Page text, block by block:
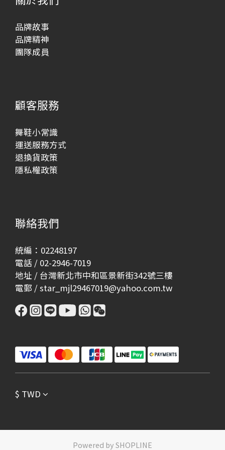
品牌故事
品牌精神
團隊成員
顧客服務
舞鞋小常識
運送服務方式
退換貨政策
隱私權政策
聯絡我們
統編：02248197
電話 / 02-2946-7019
地址 / 台灣新北市中和區景新街342號三樓
電郵 / star_mjl29467019@yahoo.com.tw
$ TWD
Powered by SHOPLINE